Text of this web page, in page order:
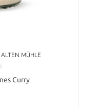
MÜHLE
von 5 Sternen
Curry